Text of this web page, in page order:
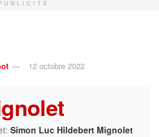
12 octobre 2022
Simon Luc Hildebert Mignolet